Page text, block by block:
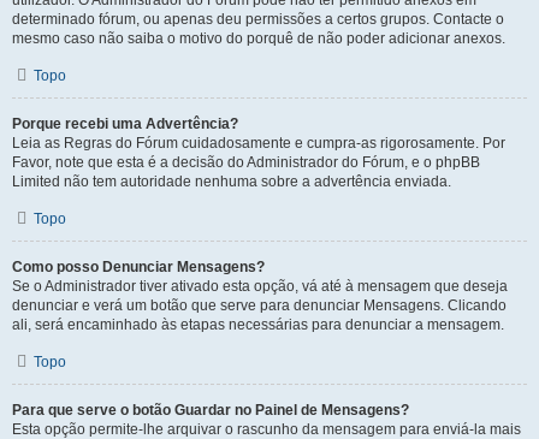
determinado fórum, ou apenas deu permissões a certos grupos. Contacte o
mesmo caso não saiba o motivo do porquê de não poder adicionar anexos.
Topo
Porque recebi uma Advertência?
Leia as Regras do Fórum cuidadosamente e cumpra-as rigorosamente. Por
Favor, note que esta é a decisão do Administrador do Fórum, e o phpBB
Limited não tem autoridade nenhuma sobre a advertência enviada.
Topo
Como posso Denunciar Mensagens?
Se o Administrador tiver ativado esta opção, vá até à mensagem que deseja
denunciar e verá um botão que serve para denunciar Mensagens. Clicando
ali, será encaminhado às etapas necessárias para denunciar a mensagem.
Topo
Para que serve o botão Guardar no Painel de Mensagens?
Esta opção permite-lhe arquivar o rascunho da mensagem para enviá-la mais